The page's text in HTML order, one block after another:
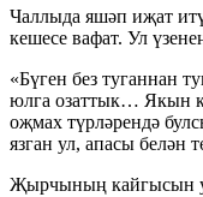
Чаллыда яшәп иҗат
кешесе вафат. Ул
«Бүген без туганнан
юлга озаттык… Якын
оҗмах түрләрендә
язган ул, апасы белән
Җырчының кайгысын